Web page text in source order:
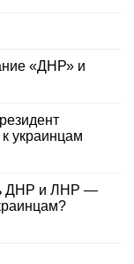
«ДНР» и
украинцам
ДНР и ЛНР —